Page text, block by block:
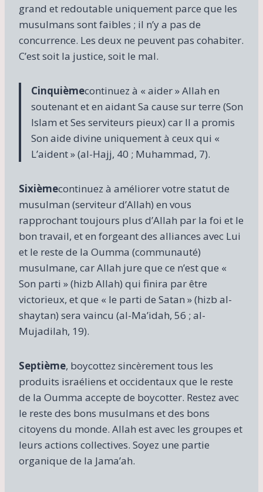
grand et redoutable uniquement parce que les
musulmans sont faibles ; il n’y a pas de
concurrence. Les deux ne peuvent pas cohabiter.
C’est soit la justice, soit le mal.
Cinquièmecontinuez à « aider » Allah en
soutenant et en aidant Sa cause sur terre (Son
Islam et Ses serviteurs pieux) car Il a promis
Son aide divine uniquement à ceux qui «
L’aident » (al-Hajj, 40 ; Muhammad, 7).
Sixièmecontinuez à améliorer votre statut de
musulman (serviteur d’Allah) en vous
rapprochant toujours plus d’Allah par la foi et le
bon travail, et en forgeant des alliances avec Lui
et le reste de la Oumma (communauté)
musulmane, car Allah jure que ce n’est que «
Son parti » (hizb Allah) qui finira par être
victorieux, et que « le parti de Satan » (hizb al-
shaytan) sera vaincu (al-Ma’idah, 56 ; al-
Mujadilah, 19).
Septième, boycottez sincèrement tous les
produits israéliens et occidentaux que le reste
de la Oumma accepte de boycotter. Restez avec
le reste des bons musulmans et des bons
citoyens du monde. Allah est avec les groupes et
leurs actions collectives. Soyez une partie
organique de la Jama’ah.